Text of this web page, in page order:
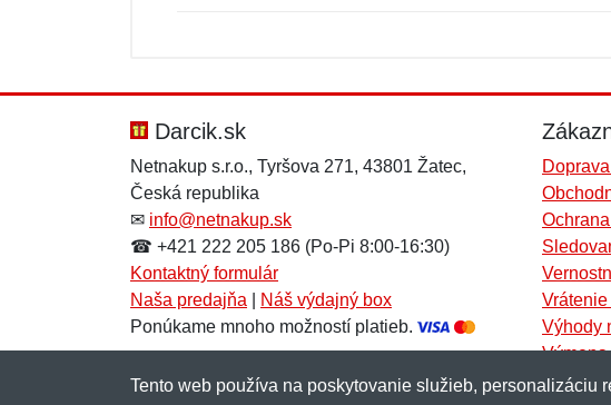
Správa*
Správa*
Darcik.sk
Netnakup s.r.o., Tyršova 271, 43801 Žatec,
Česká republika
✉ info@netnakup.sk
☎ +421 222 205 186 (Po-Pi 8:00-16:30)
Kontaktný formulár
Naša predajňa
Náš výdajný box
Ponúkame mnoho možností platieb.
Vrátenie
Výhody
Viac
Tento web používa na poskytovanie služieb, personalizáciu